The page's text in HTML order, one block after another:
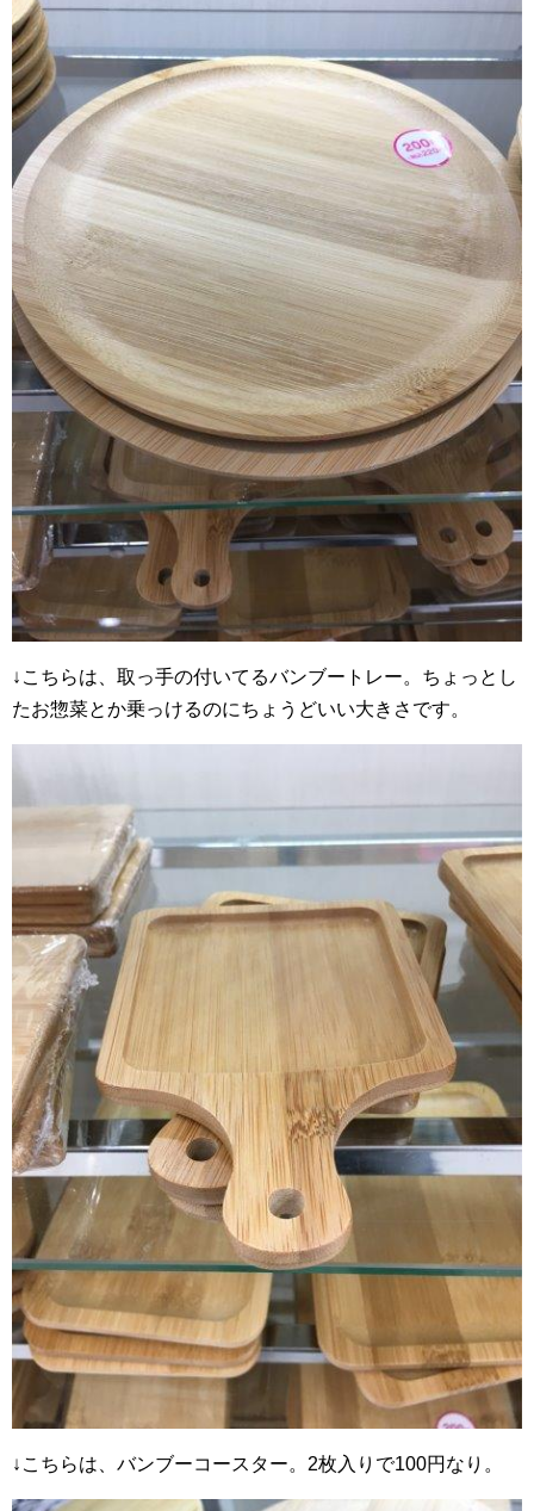
↓こちらは、取っ手の付いてるバンブートレー。ちょっとし
たお惣菜とか乗っけるのにちょうどいい大きさです。
↓こちらは、バンブーコースター。2枚入りで100円なり。